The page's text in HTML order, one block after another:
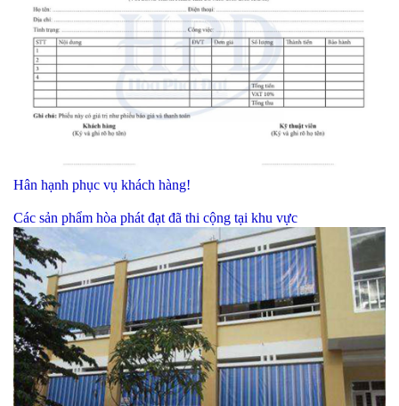
Hân hạnh phục vụ khách hàng!
Các sản phẩm hòa phát đạt đã thi cộng tại khu vực